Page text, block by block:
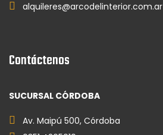
alquileres@arcodelinterior.com.ar
Contáctenos
SUCURSAL CÓRDOBA
Av. Maipú 500, Córdoba